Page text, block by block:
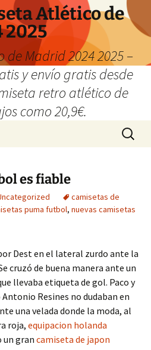
Atlético de
2025
Madrid 2024 2025 –
y envío gratis desde
retro atlético de
como 20,9€.
Buscar:
es fiable
camisetas de
puma futbol, nuevas camisetas
Dest en el lateral zurdo ante la
cruzó de buena manera ante un
llevaba etiqueta de gol. Paco y
Resines no dudaban en
una velada donde la moda, al
roja, equipacion holanda
un gran camiseta de japon